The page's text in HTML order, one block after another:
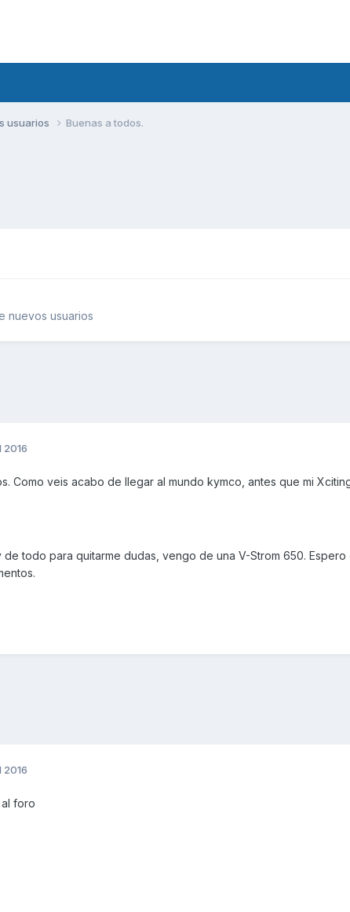
usuarios Buenas a todos.
nuevos usuarios
2016
Como veis acabo de llegar al mundo kymco, antes que mi
todo para quitarme dudas, vengo de una V-Strom 650.
2016
foro